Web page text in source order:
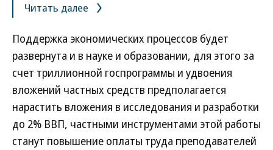
Читать далее
Поддержка экономических процессов будет
развернута и в науке и образовании, для этого за
счет триллионной госпрограммы и удвоения
вложений частных средств предполагается
нарастить вложения в исследования и разработки
до 2% ВВП, частными инструментами этой работы
станут повышение оплаты труда преподавателей